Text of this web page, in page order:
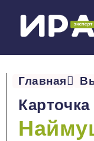
Главная